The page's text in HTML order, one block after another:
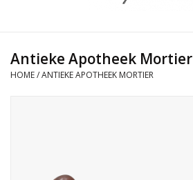
Toebehoren
Antieke Apotheek Mortier
HOME/ANTIEKE APOTHEEK MORTIER